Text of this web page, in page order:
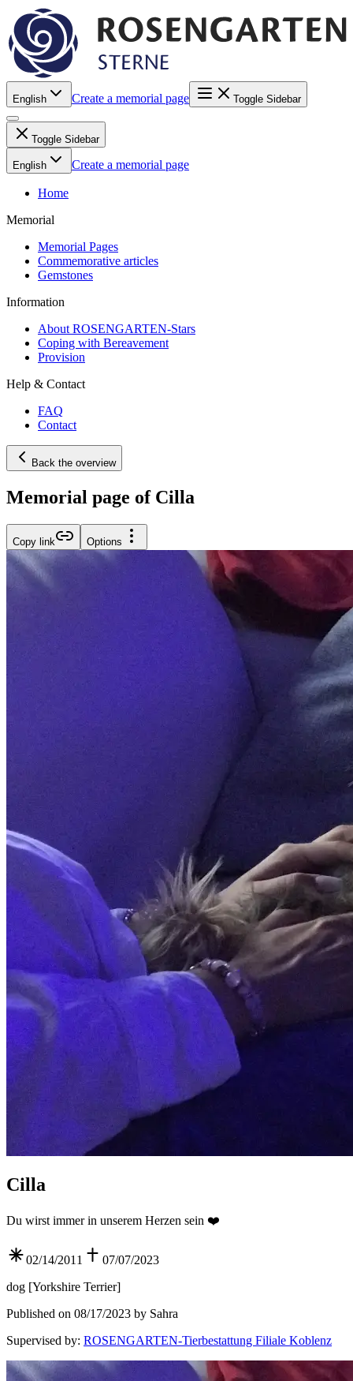
English Create a memorial page Toggle Sidebar
Toggle Sidebar
English Create a memorial page
Home
Memorial
Memorial Pages
Commemorative articles
Gemstones
Information
About ROSENGARTEN-Stars
Coping with Bereavement
Provision
Help & Contact
FAQ
Contact
Back the overview
Memorial page of Cilla
Copy link Options
Cilla
Du wirst immer in unserem Herzen sein ❤️
02/14/2011
07/07/2023
dog [Yorkshire Terrier]
Published on 08/17/2023 by Sahra
Supervised by: ROSENGARTEN-Tierbestattung Filiale Koblenz